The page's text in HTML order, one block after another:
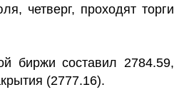
четверг, проходят торги
биржи составил 2784.59,
(2777.16).